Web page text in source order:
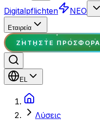
Digitalpflichten
ΝΕΟ
Εταιρεία
ΖΗΤΉΣΤΕ ΠΡΟΣΦΟΡΆ
EL
Λύσεις